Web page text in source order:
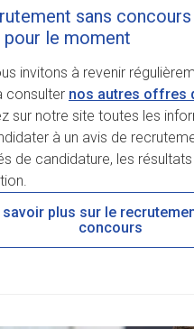
sans concours
le moment
invitons à revenir
consulter nos autres offres
sur notre site toutes les
à un avis de
de candidature, les
savoir plus sur le
concours